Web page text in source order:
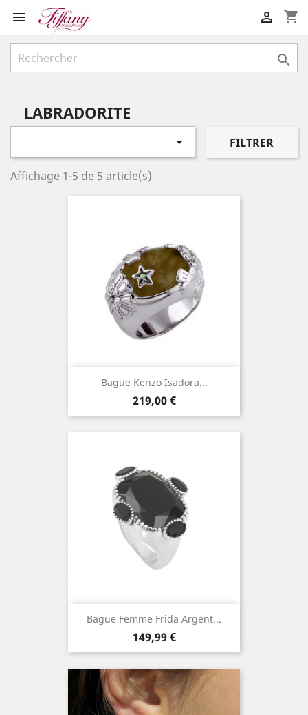
 shopping_cart


LABRADORITE
 FILTRER
Affichage 1-5 de 5 article(s)
Bague Kenzo Isadora...
Prix
219,00 €
Bague Femme Frida Argent...
Prix
149,99 €